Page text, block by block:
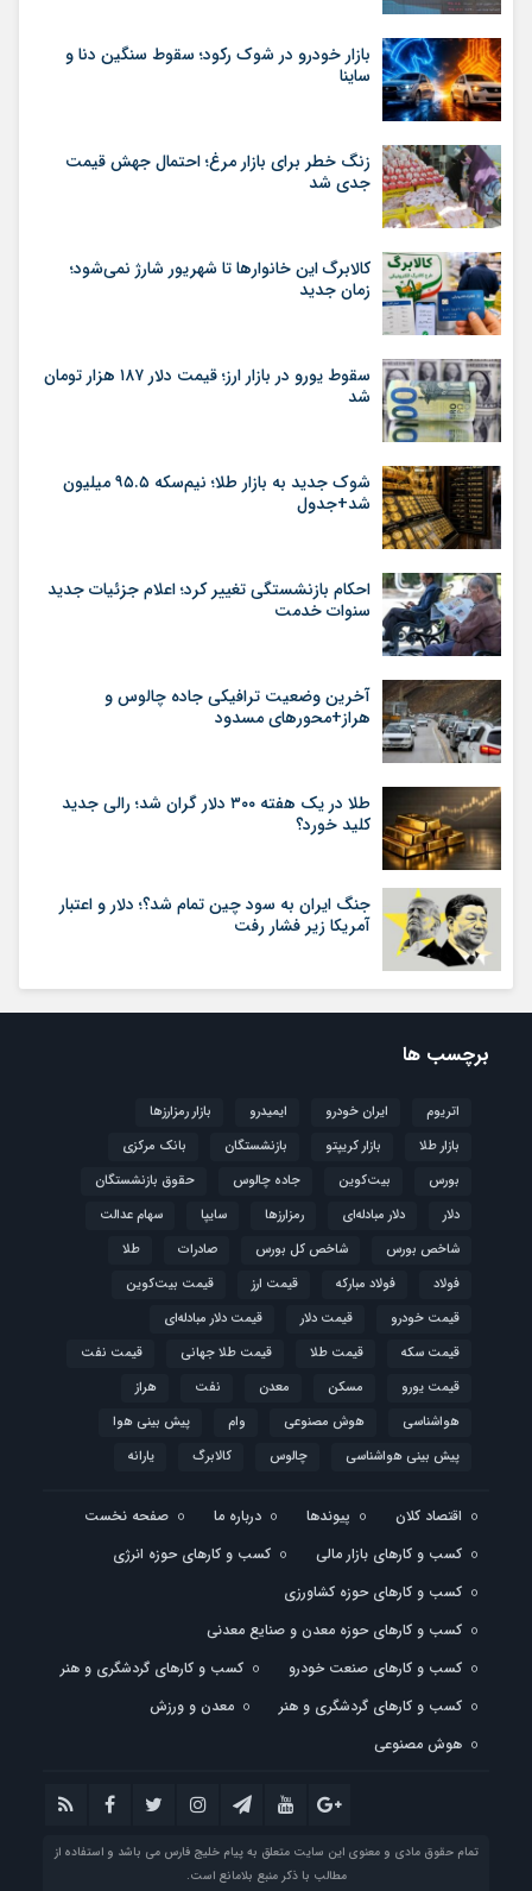
بازار خودرو در شوک رکود؛ سقوط سنگین دنا و
ساینا
زنگ خطر برای بازار مرغ؛ احتمال جهش قیمت
جدی شد
کالابرگ این خانوارها تا شهریور شارژ نمی‌شود؛
زمان جدید
سقوط یورو در بازار ارز؛ قیمت دلار ۱۸۷ هزار تومان
شد
شوک جدید به بازار طلا؛ نیم‌سکه ۹۵.۵ میلیون
شد+جدول
احکام بازنشستگی تغییر کرد؛ اعلام جزئیات جدید
سنوات خدمت
آخرین وضعیت ترافیکی جاده چالوس و
هراز+محورهای مسدود
طلا در یک هفته ۳۰۰ دلار گران شد؛ رالی جدید
کلید خورد؟
جنگ ایران به سود چین تمام شد؟؛ دلار و اعتبار
آمریکا زیر فشار رفت
برچسب ها
اتریوم ایران خودرو ایمیدرو
بازار رمزارزها
بازار طلا
بازار کریپتو بازنشستگان
بانک مرکزی
بورس
بیت‌کوین جاده چالوس
حقوق بازنشستگان
دلار
دلار مبادله‌ای رمزارزها سایپا
سهام عدالت
شاخص بورس
شاخص کل بورس صادرات
طلا
فولاد
فولاد مبارکه قیمت ارز
قیمت بیت‌کوین
قیمت خودرو
قیمت دلار
قیمت دلار مبادله‌ای
قیمت سکه
قیمت طلا قیمت طلا جهانی
قیمت نفت
قیمت یورو
مسکن معدن نفت
هراز
هواشناسی
هوش مصنوعی وام
پیش بینی هوا
پیش بینی هواشناسی
چالوس کالابرگ یارانه
اقتصاد کلان پیوندها درباره ما
صفحه نخست
کسب و کارهای بازار مالی
کسب و کارهای حوزه انرژی
کسب و کارهای حوزه کشاورزی
کسب و کارهای حوزه معدن و صنایع معدنی
کسب و کارهای صنعت خودرو
کسب و کارهای گردشگری و هنر
کسب و کارهای گردشگری و هنر
معدن و ورزش
هوش مصنوعی
تمام حقوق مادی و معنوی این سایت متعلق به پیام خلیج فارس می باشد و استفاده از
مطالب با ذکر منبع بلامانع است.